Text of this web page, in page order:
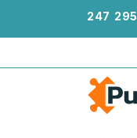
247 295